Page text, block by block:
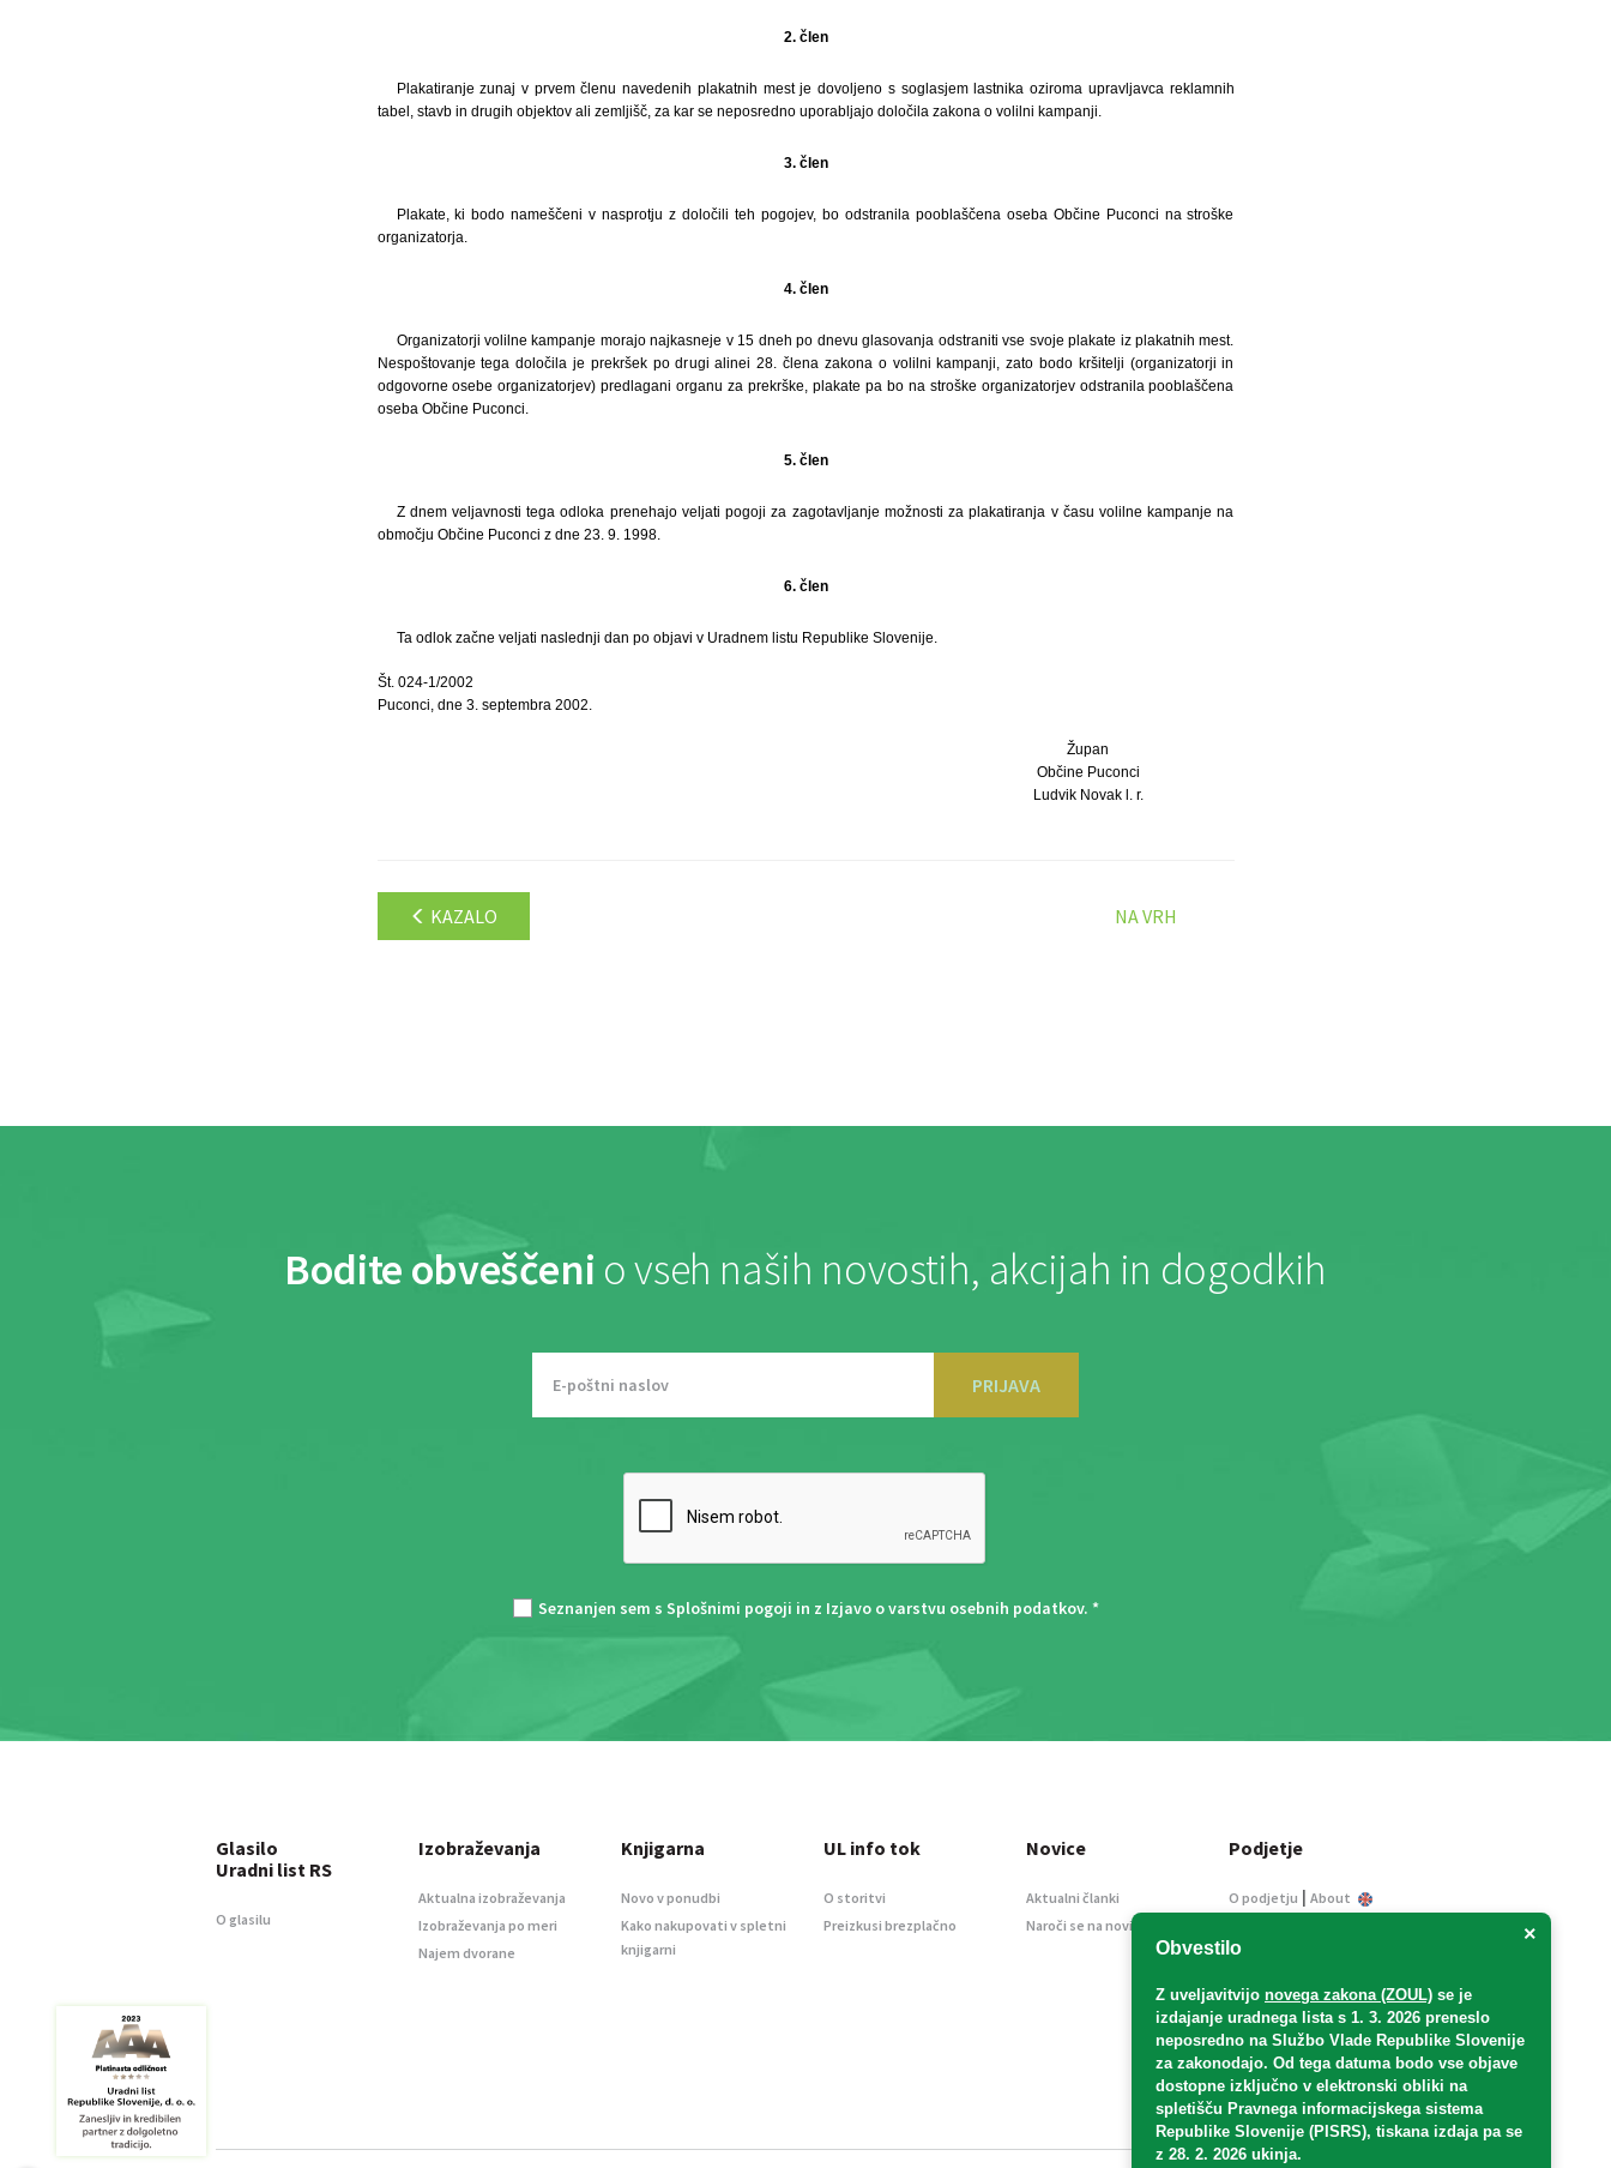
2. člen
Plakatiranje zunaj v prvem členu navedenih plakatnih mest je dovoljeno s soglasjem lastnika oziroma upravljavca reklamnih
tabel, stavb in drugih objektov ali zemljišč, za kar se neposredno uporabljajo določila zakona o volilni kampanji.
3. člen
Plakate, ki bodo nameščeni v nasprotju z določili teh pogojev, bo odstranila pooblaščena oseba Občine Puconci na stroške
organizatorja.
4. člen
Organizatorji volilne kampanje morajo najkasneje v 15 dneh po dnevu glasovanja odstraniti vse svoje plakate iz plakatnih mest.
Nespoštovanje tega določila je prekršek po drugi alinei 28. člena zakona o volilni kampanji, zato bodo kršitelji (organizatorji in
odgovorne osebe organizatorjev) predlagani organu za prekrške, plakate pa bo na stroške organizatorjev odstranila pooblaščena
oseba Občine Puconci.
5. člen
Z dnem veljavnosti tega odloka prenehajo veljati pogoji za zagotavljanje možnosti za plakatiranja v času volilne kampanje na
območju Občine Puconci z dne 23. 9. 1998.
6. člen
Ta odlok začne veljati naslednji dan po objavi v Uradnem listu Republike Slovenije.
Št. 024-1/2002
Puconci, dne 3. septembra 2002.
Župan
Občine Puconci
Ludvik Novak l. r.
KAZALO NA VRH
Bodite obveščeni o vseh naših novostih, akcijah in dogodkih
PRIJAVA
Seznanjen sem s Splošnimi pogoji in z Izjavo o varstvu osebnih podatkov. *
×
Obvestilo
Z uveljavitvijo novega zakona (ZOUL) se je
izdajanje uradnega lista s 1. 3. 2026 preneslo
neposredno na Službo Vlade Republike Slovenije
za zakonodajo. Od tega datuma bodo vse objave
dostopne izključno v elektronski obliki na
spletišču Pravnega informacijskega sistema
Republike Slovenije (PISRS), tiskana izdaja pa se
z 28. 2. 2026 ukinja.
Glasilo
Uradni list RS
O glasilu
Izobraževanja
Aktualna izobraževanja
Izobraževanja po meri
Najem dvorane
Knjigarna
Novo v ponudbi
Kako nakupovati v spletni
knjigarni
UL info tok
O storitvi
Preizkusi brezplačno
Novice
Aktualni članki
Naroči se na novice
Podjetje
O podjetju | About
Informacije javnega
Oglaševanje
Splošni pogoji
Izjava o varstvu osebnih
podatkov
E-dražbe